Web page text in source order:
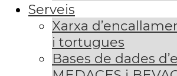
Serveis
Xarxa
i tortugues
Bases de dades